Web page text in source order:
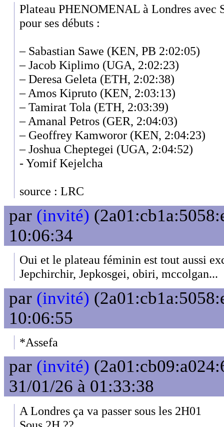
Plateau PHENOMENAL à Londres avec
pour ses débuts :
– Sabastian Sawe (KEN, PB 2:02:05)
– Jacob Kiplimo (UGA, 2:02:23)
– Deresa Geleta (ETH, 2:02:38)
– Amos Kipruto (KEN, 2:03:13)
– Tamirat Tola (ETH, 2:03:39)
– Amanal Petros (GER, 2:04:03)
– Geoffrey Kamworor (KEN, 2:04:23)
– Joshua Cheptegei (UGA, 2:04:52)
- Yomif Kejelcha
source : LRC
par (invité)
10:06:34
Oui et le plateau féminin est tout aussi
Jepchirchir, Jepkosgei, obiri, mccolgan...
par (invité)
10:06:55
*Assefa
par (invité)
31/01/26 à 01:33:38
A Londres ça va passer sous les 2H01